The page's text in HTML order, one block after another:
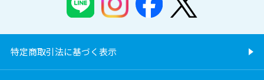
特定商取引法に基づく表示